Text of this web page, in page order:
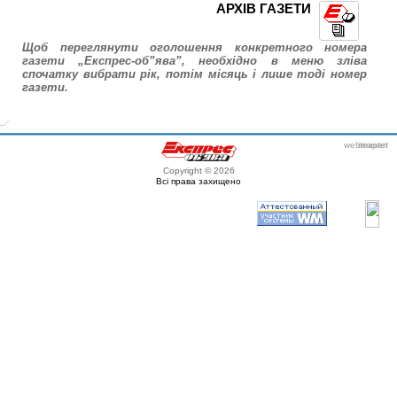
АРХІВ ГАЗЕТИ
Щоб переглянути оголошення конкретного номера
газети „Експрес-об”ява”, необхідно в меню зліва
спочатку вибрати рік, потім місяць і лише тоді номер
газети.
Copyright © 2026
Всі права захищено
webmaster
itexpert